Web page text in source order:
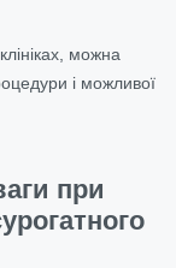
можна
і можливої
при